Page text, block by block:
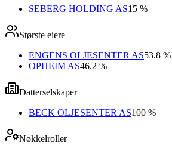
SEBERG HOLDING AS15 %
Største eiere
ENGENS OLJESENTER AS53.8 %
OPHEIM AS46.2 %
Datterselskaper
BECK OLJESENTER AS100 %
Nøkkelroller